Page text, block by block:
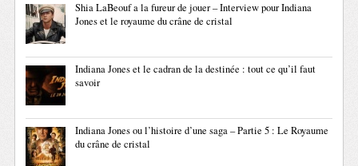
Shia LaBeouf a la fureur de jouer – Interview pour Indiana
Jones et le royaume du crâne de cristal
Indiana Jones et le cadran de la destinée : tout ce qu’il faut
savoir
Indiana Jones ou l’histoire d’une saga – Partie 5 : Le Royaume
du crâne de cristal